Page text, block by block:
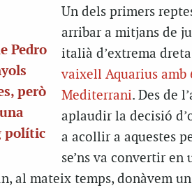
Pedro
però
polític
Un dels primers
arribar a mitjans de
italià d’extrema
vaixell Aquarius amb
Mediterrani. Des de
aplaudir la decisió
a acollir a aquestes
se’ns va convertir
al mateix temps, donàvem